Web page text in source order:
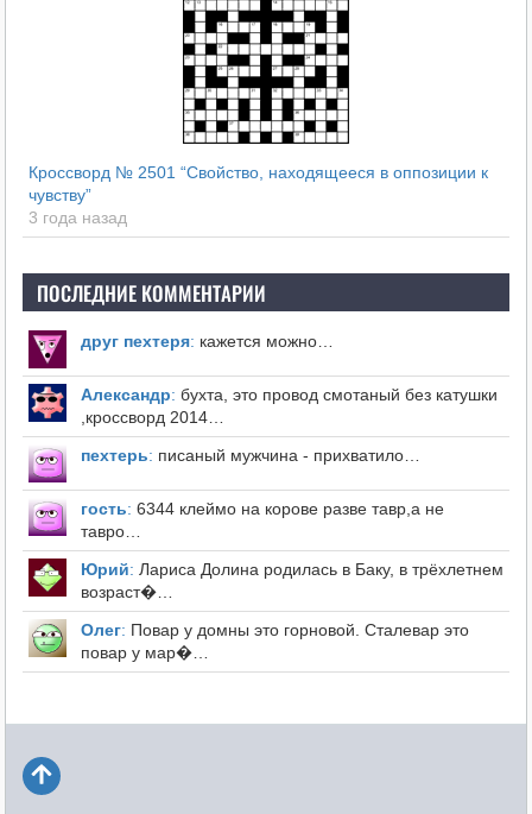
Кроссворд № 2501 “Свойство, находящееся в оппозиции к
чувству”
3 года назад
ПОСЛЕДНИЕ КОММЕНТАРИИ
друг пехтеря: кажется можно…
Александр: бухта, это провод смотаный без катушки
,кроссворд 2014…
пехтерь: писаный мужчина - прихватило…
гость: 6344 клеймо на корове разве тавр,а не
тавро…
Юрий: Лариса Долина родилась в Баку, в трёхлетнем
возраст�…
Олег: Повар у домны это горновой. Сталевар это
повар у мар�…